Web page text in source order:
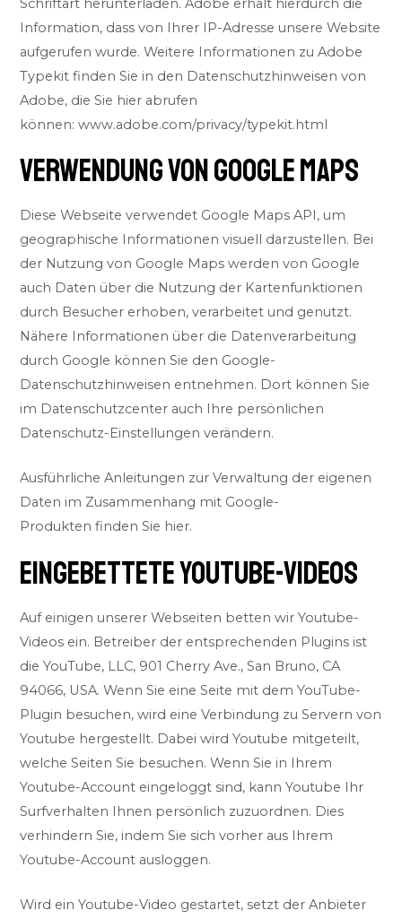
Information, dass von Ihrer IP-Adresse unsere Website
aufgerufen wurde. Weitere Informationen zu Adobe
Typekit finden Sie in den Datenschutzhinweisen von
Adobe, die Sie hier abrufen
können:www.adobe.com/privacy/typekit.html
VERWENDUNG VON GOOGLE MAPS
Diese Webseite verwendet Google Maps API, um
geographische Informationen visuell darzustellen. Bei
der Nutzung von Google Maps werden von Google
auch Daten über die Nutzung der Kartenfunktionen
durch Besucher erhoben, verarbeitet und genutzt.
Nähere Informationen über die Datenverarbeitung
durch Google können Sie den Google-
Datenschutzhinweisen entnehmen. Dort können Sie
im Datenschutzcenter auch Ihre persönlichen
Datenschutz-Einstellungen verändern.
Ausführliche Anleitungen zur Verwaltung der eigenen
Daten im Zusammenhang mit Google-
Produkten finden Sie hier.
EINGEBETTETE YOUTUBE-VIDEOS
Auf einigen unserer Webseiten betten wir Youtube-
Videos ein. Betreiber der entsprechenden Plugins ist
die YouTube, LLC, 901 Cherry Ave., San Bruno, CA
94066, USA. Wenn Sie eine Seite mit dem YouTube-
Plugin besuchen, wird eine Verbindung zu Servern von
Youtube hergestellt. Dabei wird Youtube mitgeteilt,
welche Seiten Sie besuchen. Wenn Sie in Ihrem
Youtube-Account eingeloggt sind, kann Youtube Ihr
Surfverhalten Ihnen persönlich zuzuordnen. Dies
verhindern Sie, indem Sie sich vorher aus Ihrem
Youtube-Account ausloggen.
Wird ein Youtube-Video gestartet, setzt der Anbieter